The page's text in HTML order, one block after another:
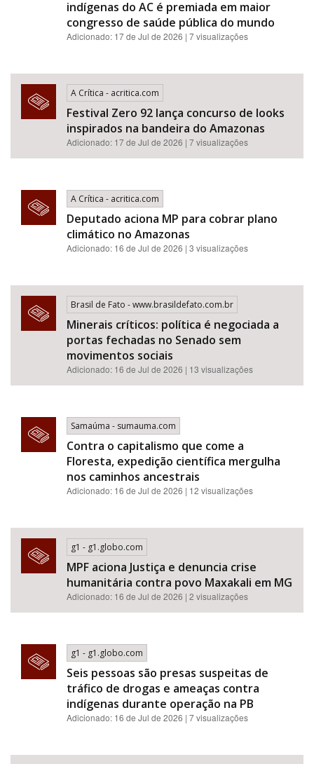
indígenas do AC é premiada em maior
congresso de saúde pública do mundo
Adicionado: 17 de Jul de 2026 | 7 visualizações
A Crítica - acritica.com
Festival Zero 92 lança concurso de looks
inspirados na bandeira do Amazonas
Adicionado: 17 de Jul de 2026 | 7 visualizações
A Crítica - acritica.com
Deputado aciona MP para cobrar plano
climático no Amazonas
Adicionado: 16 de Jul de 2026 | 3 visualizações
Brasil de Fato - www.brasildefato.com.br
Minerais críticos: política é negociada a
portas fechadas no Senado sem
movimentos sociais
Adicionado: 16 de Jul de 2026 | 13 visualizações
Samaúma - sumauma.com
Contra o capitalismo que come a
Floresta, expedição científica mergulha
nos caminhos ancestrais
Adicionado: 16 de Jul de 2026 | 12 visualizações
g1 - g1.globo.com
MPF aciona Justiça e denuncia crise
humanitária contra povo Maxakali em MG
Adicionado: 16 de Jul de 2026 | 2 visualizações
g1 - g1.globo.com
Seis pessoas são presas suspeitas de
tráfico de drogas e ameaças contra
indígenas durante operação na PB
Adicionado: 16 de Jul de 2026 | 7 visualizações